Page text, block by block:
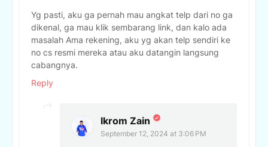
Yg pasti, aku ga pernah mau angkat telp dari no ga
dikenal, ga mau klik sembarang link, dan kalo ada
masalah Ama rekening, aku yg akan telp sendiri ke
no cs resmi mereka atau aku datangin langsung
cabangnya.
Reply
Ikrom Zain
September 12, 2024 at 3:06 PM